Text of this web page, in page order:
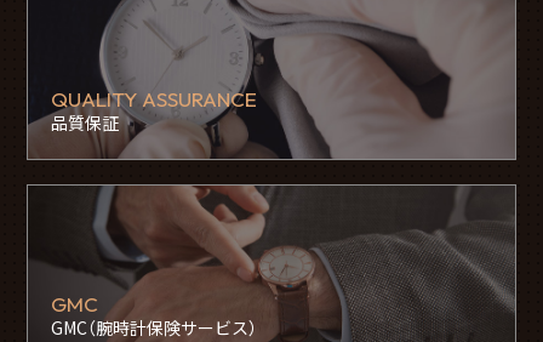
QUALITY ASSURANCE
品質保証
GMC
GMC（腕時計保険サービス）